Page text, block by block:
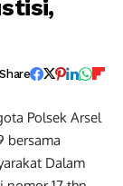
Share
Polsek Arsel
bersama
Dalam